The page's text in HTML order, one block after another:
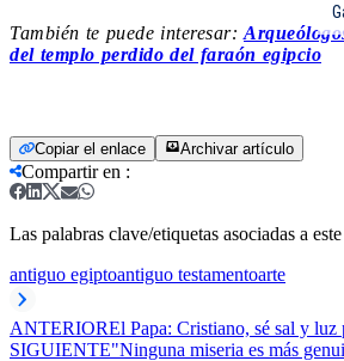
También te puede interesar:
del templo perdido del faraón egipcio
Copiar el enlace Archivar artículo
Compartir en :
Las palabras clave/etiquetas asociadas a
antiguo egiptoantiguo testamentoarte
ANTERIOREl Papa: Cristiano, sé sal y luz
SIGUIENTE"Ninguna miseria es más